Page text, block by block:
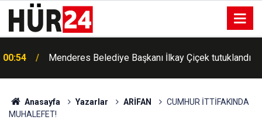
00:54 Menderes Belediye Başkanı İlkay Çiçek tutuklandı
00:42 Erdemli'de Kur'an kursu öğrencileri piknikte buluştu
Anasayfa Yazarlar ARİFAN
CUMHUR İTTİFAKINDA
MUHALEFET!